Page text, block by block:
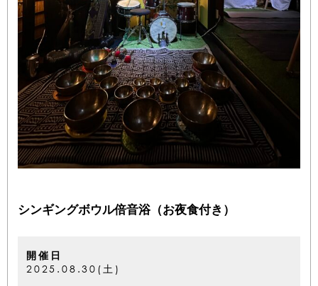
シンギングボウル倍音浴（お夜食付き）
開催日
2025.08.30(土)